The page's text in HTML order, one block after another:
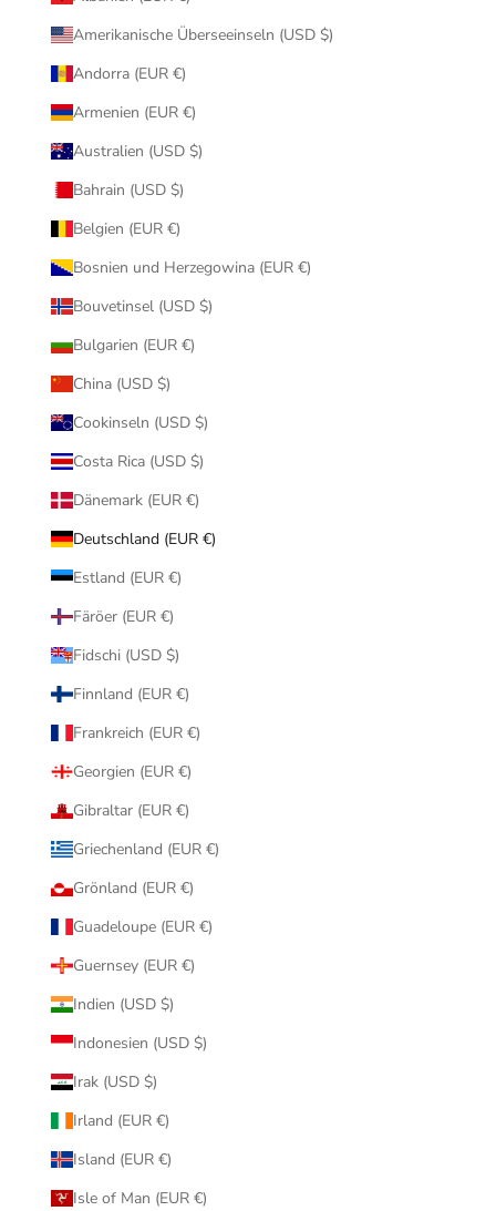
Amerikanische Überseeinseln (USD $)
Andorra (EUR €)
Armenien (EUR €)
Australien (USD $)
Bahrain (USD $)
Belgien (EUR €)
Bosnien und Herzegowina (EUR €)
Bouvetinsel (USD $)
Bulgarien (EUR €)
China (USD $)
Cookinseln (USD $)
Costa Rica (USD $)
Dänemark (EUR €)
Deutschland (EUR €)
Estland (EUR €)
Färöer (EUR €)
Fidschi (USD $)
Finnland (EUR €)
Frankreich (EUR €)
Georgien (EUR €)
Gibraltar (EUR €)
Griechenland (EUR €)
Grönland (EUR €)
Guadeloupe (EUR €)
Guernsey (EUR €)
Indien (USD $)
Indonesien (USD $)
Irak (USD $)
Irland (EUR €)
Island (EUR €)
Isle of Man (EUR €)